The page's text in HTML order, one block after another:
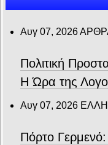
Αυγ 07, 2026
Πολιτική
Η Ώρα της
Αυγ 07, 2026
Πόρτο